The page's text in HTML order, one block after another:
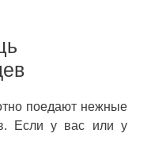
поедают нежные
Если у вас или у